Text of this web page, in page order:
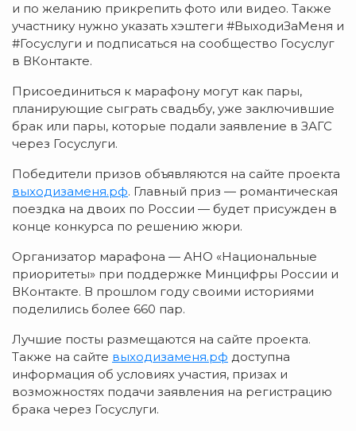
и по желанию прикрепить фото или видео. Также
участнику нужно указать хэштеги #ВыходиЗаМеня и
#Госуслуги и подписаться на сообщество Госуслуг
в ВКонтакте.
Присоединиться к марафону могут как пары,
планирующие сыграть свадьбу, уже заключившие
брак или пары, которые подали заявление в ЗАГС
через Госуслуги.
Победители призов объявляются на сайте проекта
выходизаменя.рф. Главный приз — романтическая
поездка на двоих по России — будет присужден в
конце конкурса по решению жюри.
Организатор марафона — АНО «Национальные
приоритеты» при поддержке Минцифры России и
ВКонтакте. В прошлом году своими историями
поделились более 660 пар.
Лучшие посты размещаются на сайте проекта.
Также на сайте выходизаменя.рф доступна
информация об условиях участия, призах и
возможностях подачи заявления на регистрацию
брака через Госуслуги.